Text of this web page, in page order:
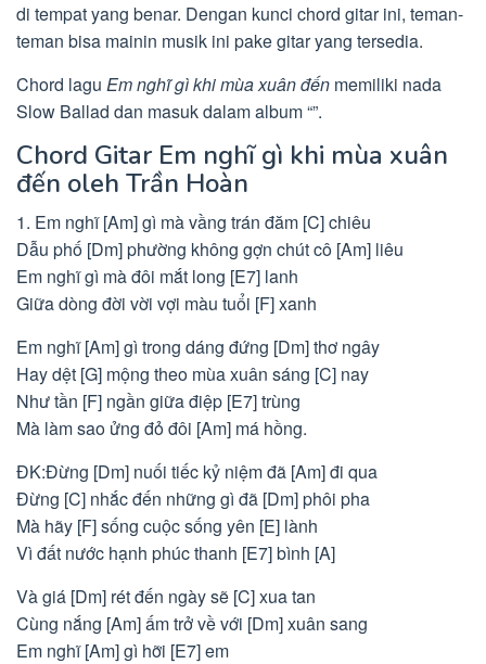
di tempat yang benar. Dengan kunci chord gitar ini, teman-
teman bisa mainin musik ini pake gitar yang tersedia.
Chord lagu Em nghĩ gì khi mùa xuân đến memiliki nada
Slow Ballad dan masuk dalam album “”.
Chord Gitar Em nghĩ gì khi mùa xuân
đến oleh Trần Hoàn
1. Em nghĩ [Am] gì mà vầng trán đăm [C] chiêu
Dẫu phố [Dm] phường không gợn chút cô [Am] liêu
Em nghĩ gì mà đôi mắt long [E7] lanh
Giữa dòng đời vời vợi màu tuổi [F] xanh
Em nghĩ [Am] gì trong dáng đứng [Dm] thơ ngây
Hay dệt [G] mộng theo mùa xuân sáng [C] nay
Như tần [F] ngần giữa điệp [E7] trùng
Mà làm sao ửng đỏ đôi [Am] má hồng.
ĐK:Đừng [Dm] nuối tiếc kỷ niệm đã [Am] đi qua
Đừng [C] nhắc đến những gì đã [Dm] phôi pha
Mà hãy [F] sống cuộc sống yên [E] lành
Vì đất nước hạnh phúc thanh [E7] bình [A]
Và giá [Dm] rét đến ngày sẽ [C] xua tan
Cùng nắng [Am] ấm trở về với [Dm] xuân sang
Em nghĩ [Am] gì hỡi [E7] em